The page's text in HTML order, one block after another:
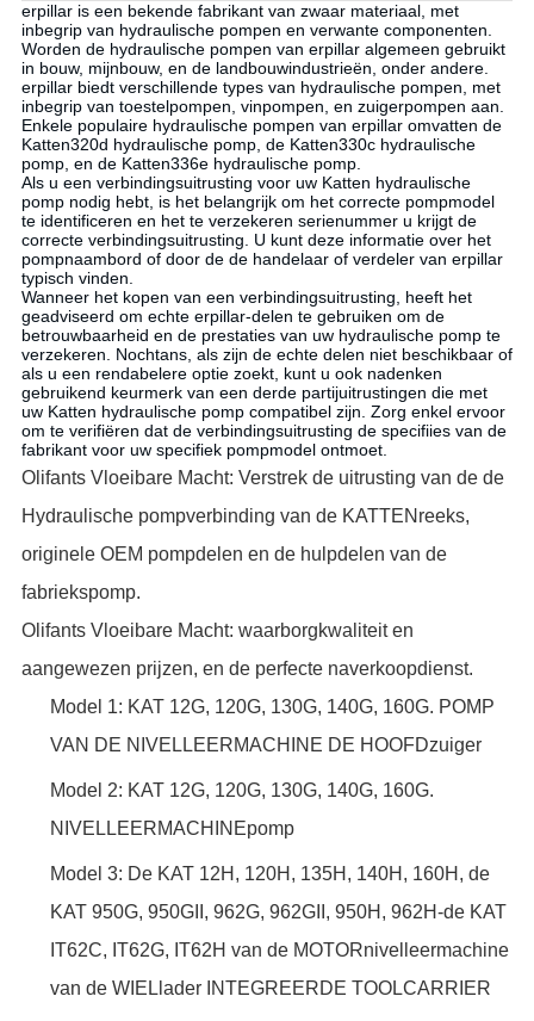
erpillar is een bekende fabrikant van zwaar materiaal, met
inbegrip van hydraulische pompen en verwante componenten.
Worden de hydraulische pompen van erpillaralgemeen gebruikt
in bouw, mijnbouw, en de landbouwindustrieën, onder andere.
erpillar biedt verschillende types van hydraulische pompen, met
inbegrip van toestelpompen, vinpompen, en zuigerpompen aan.
Enkele populaire hydraulische pompen van erpillar omvatten de
Katten320d hydraulische pomp, de Katten330c hydraulische
pomp, en de Katten336e hydraulische pomp.
Als u een verbindingsuitrusting voor uw Katten hydraulische
pomp nodig hebt, is het belangrijk om het correcte pompmodel
te identificeren en hette verzekeren serienummeru krijgt de
correcte verbindingsuitrusting. U kunt deze informatie over het
pompnaambord of door de de handelaarof verdeler van erpillar
typisch vinden.
Wanneer het kopen van een verbindingsuitrusting, heeft het
geadviseerd om echte erpillar-delen te gebruiken om de
betrouwbaarheid en de prestaties van uw hydraulische pomp te
verzekeren. Nochtans, als zijn de echte delen niet beschikbaar of
als u een rendabelere optie zoekt, kunt u ook nadenken
gebruikend keurmerk van een derde partijuitrustingen die met
uw Katten hydraulische pomp compatibel zijn. Zorg enkel ervoor
om te verifiëren dat de verbindingsuitrusting de specifiies van de
fabrikant voor uw specifiek pompmodel ontmoet.
Olifants Vloeibare Macht: Verstrek de uitrusting van de de
Hydraulische pompverbinding van de KATTENreeks,
originele OEM pompdelen en de hulpdelen van de
fabriekspomp.
Olifants Vloeibare Macht: waarborgkwaliteit en
aangewezen prijzen, en de perfecte naverkoopdienst.
Model 1: KAT 12G, 120G, 130G, 140G, 160G. POMP
VAN DE NIVELLEERMACHINE DE HOOFDzuiger
Model 2: KAT 12G, 120G, 130G, 140G, 160G.
NIVELLEERMACHINEpomp
Model 3: De KAT 12H, 120H, 135H, 140H, 160H, de
KAT 950G, 950GII, 962G, 962GII, 950H, 962H-de KAT
IT62C, IT62G, IT62H van de MOTORnivelleermachine
van de WIELlader INTEGREERDE TOOLCARRIER